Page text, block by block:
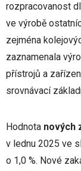
rozpracovanost
ve výrobě
zejména
zaznamenala
přístrojů a
srovnávací
Hodnota nových
v lednu 2025 ve
o 1,0 %. Nové